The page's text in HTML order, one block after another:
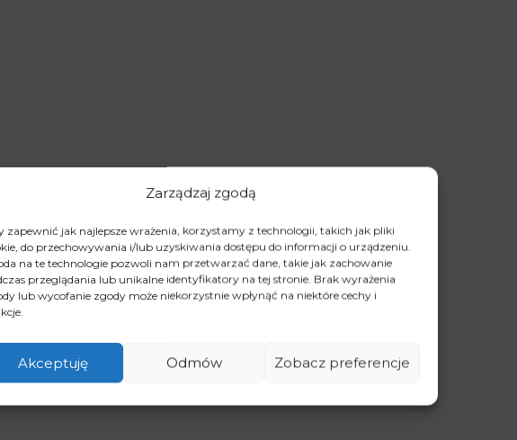
Zarządzaj zgodą
zapewnić jak najlepsze wrażenia, korzystamy z technologii, takich jak pliki
do przechowywania i/lub uzyskiwania dostępu do informacji o urządzeniu.
na te technologie pozwoli nam przetwarzać dane, takie jak zachowanie
przeglądania lub unikalne identyfikatory na tej stronie. Brak wyrażenia
lub wycofanie zgody może niekorzystnie wpłynąć na niektóre cechy i
Akceptuję Odmów Zobacz preferencje